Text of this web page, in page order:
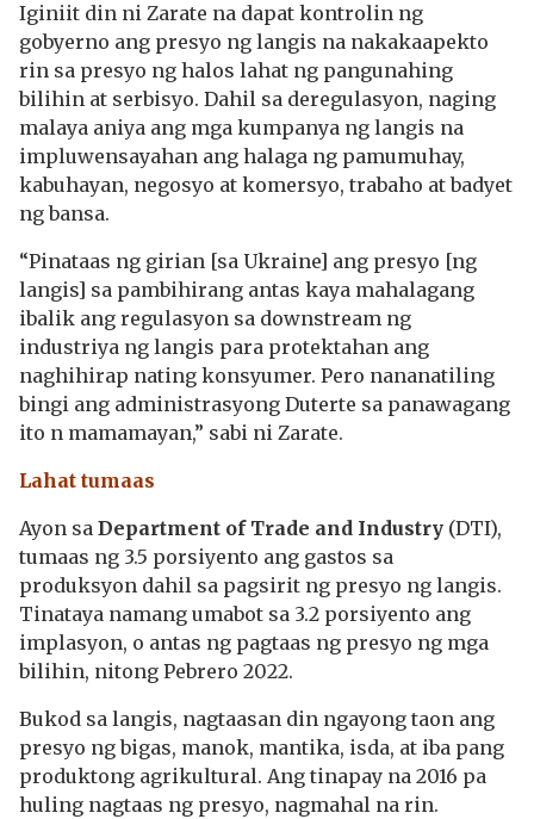
Iginiit din ni Zarate na dapat kontrolin ng
gobyerno ang presyo ng langis na nakakaapekto
rin sa presyo ng halos lahat ng pangunahing
bilihin at serbisyo. Dahil sa deregulasyon, naging
malaya aniya ang mga kumpanya ng langis na
impluwensayahan ang halaga ng pamumuhay,
kabuhayan, negosyo at komersyo, trabaho at badyet
ng bansa.
“Pinataas ng girian [sa Ukraine] ang presyo [ng
langis] sa pambihirang antas kaya mahalagang
ibalik ang regulasyon sa downstream ng
industriya ng langis para protektahan ang
naghihirap nating konsyumer. Pero nananatiling
bingi ang administrasyong Duterte sa panawagang
ito n mamamayan,” sabi ni Zarate.
Lahat tumaas
Ayon sa Department of Trade and Industry (DTI),
tumaas ng 3.5 porsiyento ang gastos sa
produksyon dahil sa pagsirit ng presyo ng langis.
Tinataya namang umabot sa 3.2 porsiyento ang
implasyon, o antas ng pagtaas ng presyo ng mga
bilihin, nitong Pebrero 2022.
Bukod sa langis, nagtaasan din ngayong taon ang
presyo ng bigas, manok, mantika, isda, at iba pang
produktong agrikultural. Ang tinapay na 2016 pa
huling nagtaas ng presyo, nagmahal na rin.